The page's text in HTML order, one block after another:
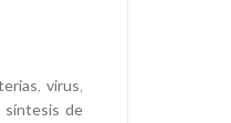
virus
síntesis de